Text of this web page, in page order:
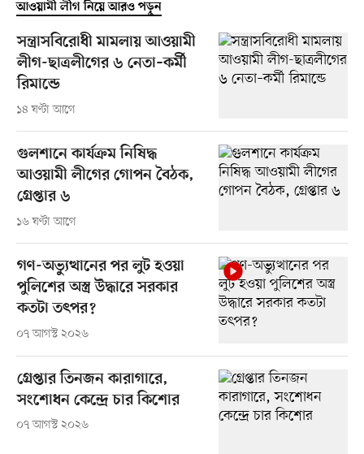
আওয়ামী লীগ নিয়ে আরও পড়ুন
সন্ত্রাসবিরোধী মামলায় আওয়ামী
লীগ-ছাত্রলীগের ৬ নেতা–কর্মী
রিমান্ডে
১৪ ঘণ্টা আগে
গুলশানে কার্যক্রম নিষিদ্ধ
আওয়ামী লীগের গোপন বৈঠক,
গ্রেপ্তার ৬
১৬ ঘণ্টা আগে
গণ-অভ্যুত্থানের পর লুট হওয়া
পুলিশের অস্ত্র উদ্ধারে সরকার
কতটা তৎপর?
০৭ আগস্ট ২০২৬
গ্রেপ্তার তিনজন কারাগারে,
সংশোধন কেন্দ্রে চার কিশোর
০৭ আগস্ট ২০২৬